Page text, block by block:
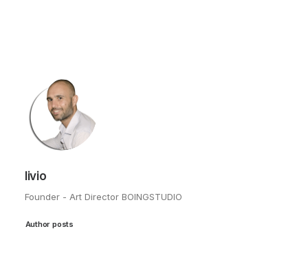
livio
Founder - Art Director BOINGSTUDIO
Author posts